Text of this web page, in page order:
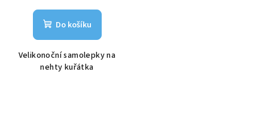
Do košíku
Velikonoční samolepky na
nehty kuřátka